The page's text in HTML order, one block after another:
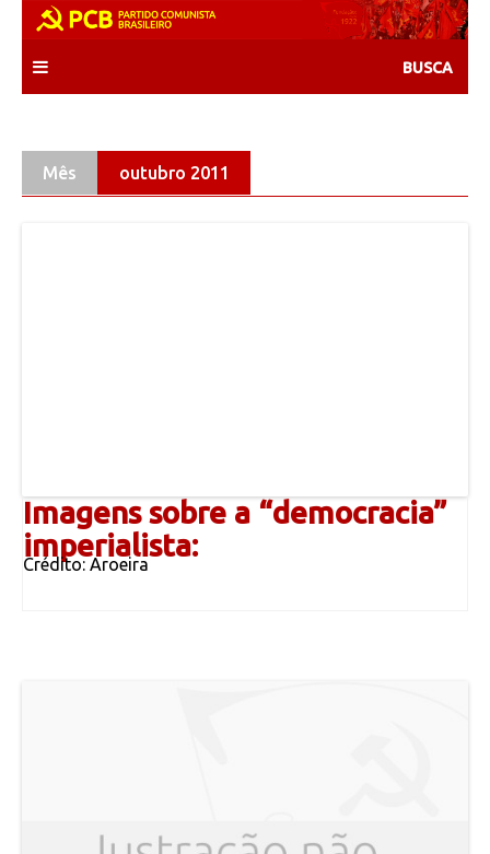
content
Mês outubro 2011
Imagens sobre a “democracia”
imperialista:
Crédito: Aroeira